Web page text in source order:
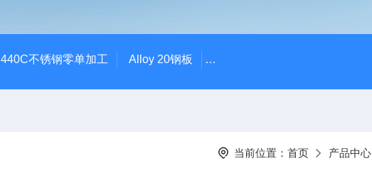
440C不锈钢零单加工 Alloy 20钢板 圆钢零切Incoloy925高温合金
当前位置： 首页 产品中心